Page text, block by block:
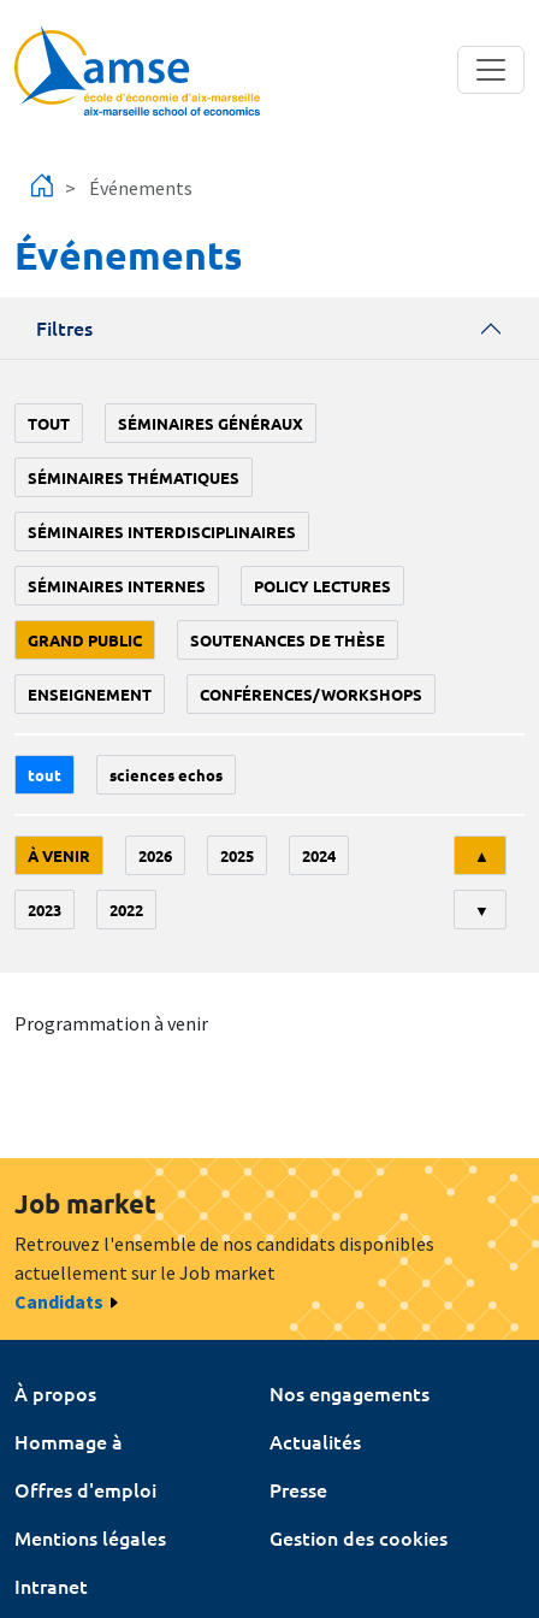
Événements
Événements
Filtres
TOUT SÉMINAIRES GÉNÉRAUX
SÉMINAIRES THÉMATIQUES
SÉMINAIRES INTERDISCIPLINAIRES
SÉMINAIRES INTERNES POLICY LECTURES
GRAND PUBLIC SOUTENANCES DE THÈSE
ENSEIGNEMENT CONFÉRENCES/WORKSHOPS
tout sciences echos
À VENIR 2026 2025 2024
2023 2022
▲
▼
Programmation à venir
Job market
Retrouvez l'ensemble de nos candidats disponibles
actuellement sur le Job market
Candidats
À propos
Nos engagements
Hommage à
Actualités
Offres d'emploi
Presse
Mentions légales
Gestion des cookies
Intranet